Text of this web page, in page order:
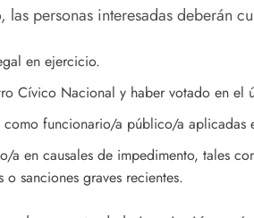
personas interesadas deberán
en ejercicio.
Cívico Nacional y haber votado en
como funcionario/a público/a
a en causales de impedimento, tales
sanciones graves recientes.